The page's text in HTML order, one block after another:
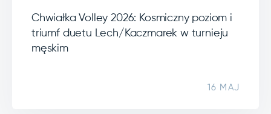
Chwiałka Volley 2026: Kosmiczny poziom i
triumf duetu Lech/Kaczmarek w turnieju
męskim
16 MAJ